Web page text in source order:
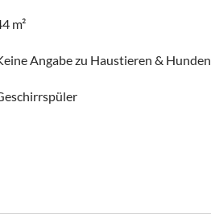
m²
Angabe zu Haustieren & Hunden